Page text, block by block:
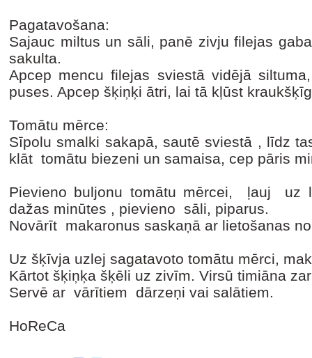
Pagatavošana:
Sajauc miltus un sāli, panē zivju filejas
sakulta.
Apcep mencu filejas sviestā vidējā
puses. Apcep šķiņķi ātri, lai tā kļūst
Tomātu mērce:
Sīpolu smalki sakapā, sautē sviestā , līdz
klāt tomātu biezeni un samaisa, cep pāris
Pievieno buljonu tomātu mērcei, ļauj uz
dažas minūtes , pievieno sāli, piparus.
Novārīt makaronus saskaņā ar lietošanas
Uz šķīvja uzlej sagatavoto tomātu mērci,
Kārtot šķiņķa šķēli uz zivīm. Virsū timiāna
Servē ar vārītiem dārzeņi vai salātiem.
HoReCa